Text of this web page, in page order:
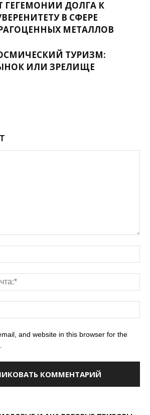
ГЕГЕМОНИИ ДОЛГА К
В СФЕРЕ
МЕТАЛЛОВ
ТУРИЗМ:
ИЛИ ЗРЕЛИЩЕ
and website in this browser for the